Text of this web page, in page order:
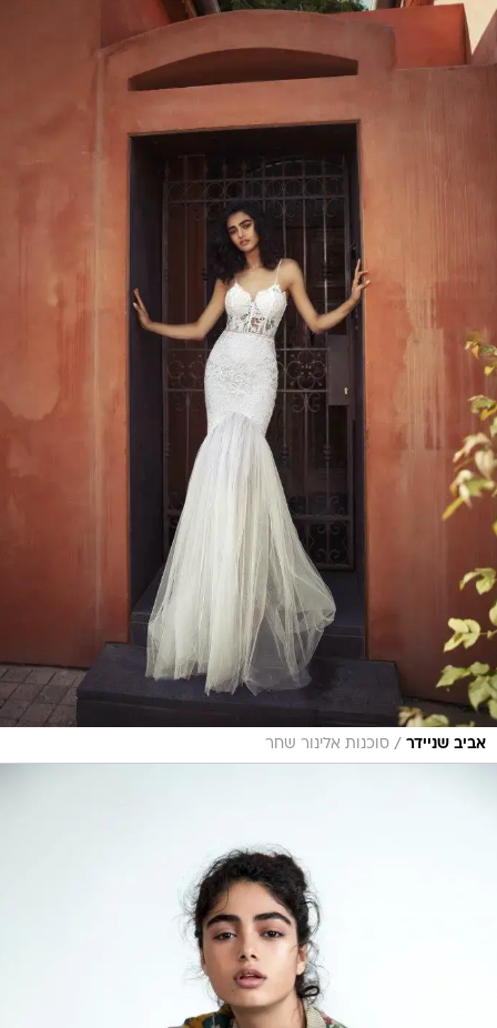
אביב שניידר / סוכנות אלינור שחר